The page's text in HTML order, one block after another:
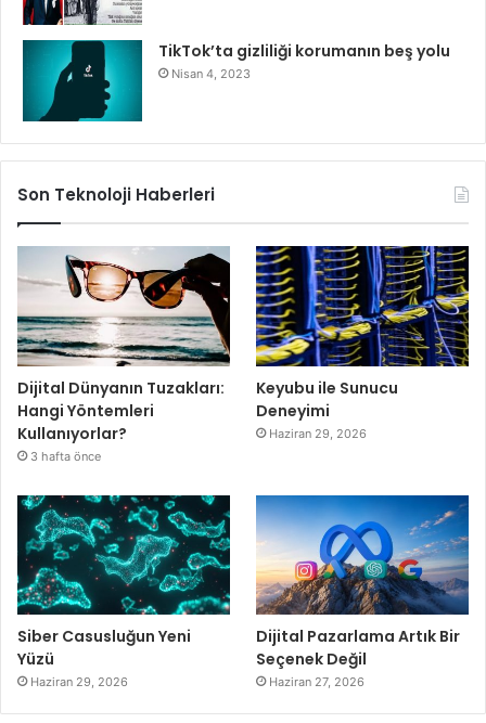
TikTok’ta gizliliği korumanın beş yolu
Nisan 4, 2023
Son Teknoloji Haberleri
Dijital Dünyanın Tuzakları:
Hangi Yöntemleri
Kullanıyorlar?
3 hafta önce
Keyubu ile Sunucu
Deneyimi
Haziran 29, 2026
Siber Casusluğun Yeni
Yüzü
Haziran 29, 2026
Dijital Pazarlama Artık Bir
Seçenek Değil
Haziran 27, 2026